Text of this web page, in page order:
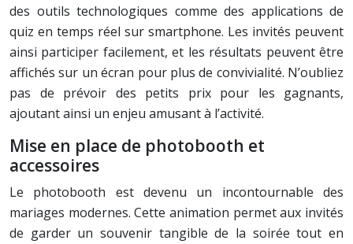
des outils technologiques comme des applications de
quiz en temps réel sur smartphone. Les invités peuvent
ainsi participer facilement, et les résultats peuvent être
affichés sur un écran pour plus de convivialité. N’oubliez
pas de prévoir des petits prix pour les gagnants,
ajoutant ainsi un enjeu amusant à l’activité.
Mise en place de photobooth et
accessoires
Le photobooth est devenu un incontournable des
mariages modernes. Cette animation permet aux invités
de garder un souvenir tangible de la soirée tout en